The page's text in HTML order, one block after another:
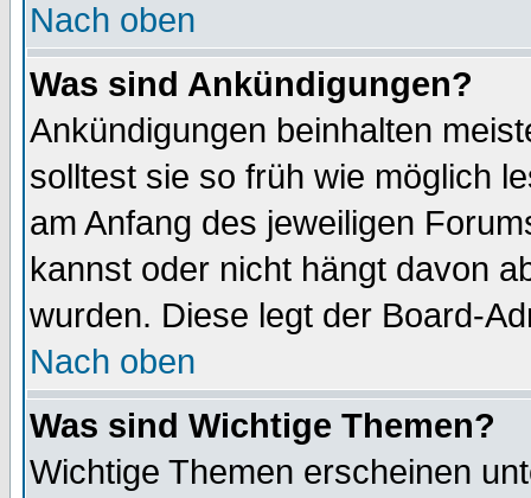
Nach oben
Was sind Ankündigungen?
Ankündigungen beinhalten
solltest sie so früh wie möglich
am Anfang des jeweiligen
kannst oder nicht hängt davon
wurden. Diese legt der Board-
Nach oben
Was sind Wichtige Themen?
Wichtige Themen erscheinen